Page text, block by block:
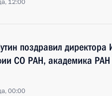
12:00
поздравил директора
СО РАН, академика
00:00